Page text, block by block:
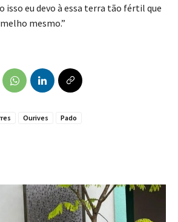
isso eu devo à essa terra tão fértil que
mesmo.”
Ourives Pado